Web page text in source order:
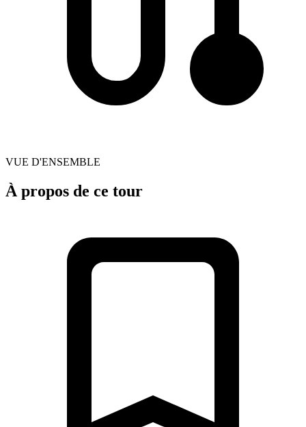
VUE D'ENSEMBLE
À propos de ce tour